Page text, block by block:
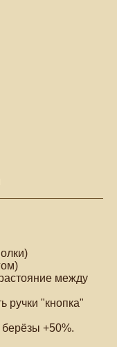
между
ручки "кнопка"
+50%.